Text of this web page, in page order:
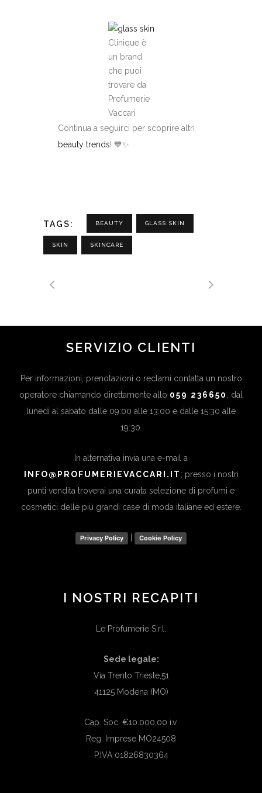
Clinique è
un brand
che puoi
trovare da
Profumerie
Vaccari
Continua a seguirci per scoprire altri
beauty trends! 💙✨
TAGS: BEAUTY GLASS SKIN
SKIN SKINCARE
SERVIZIO CLIENTI
Per informazioni, prenotazioni o reclami contatta un nostro
operatore chiamando direttamente allo 059 236650
, dal
lunedì al sabato dalle 09:00 alle 13:00 e dalle 15:30 alle
19:30.
In alternativa invia una e-mail a
INFO@PROFUMERIEVACCARI.IT ; presso i nostri
punti vendita troverai una curata selezione di profumi e
cosmetici delle più grandi case di moda italiane ed estere.
Privacy Policy Cookie Policy
I NOSTRI RECAPITI
Le Profumerie S.r.l.
Sede legale:
Via Trento Trieste,51
41125 Modena (MO)
Cap. Soc. €10.000,00 i.v.
Reg. Imprese MO24508
P.IVA 01826830364